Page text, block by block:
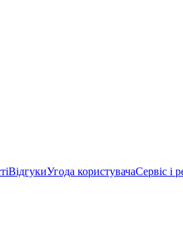
ВідгукиУгода користувачаСервіс і